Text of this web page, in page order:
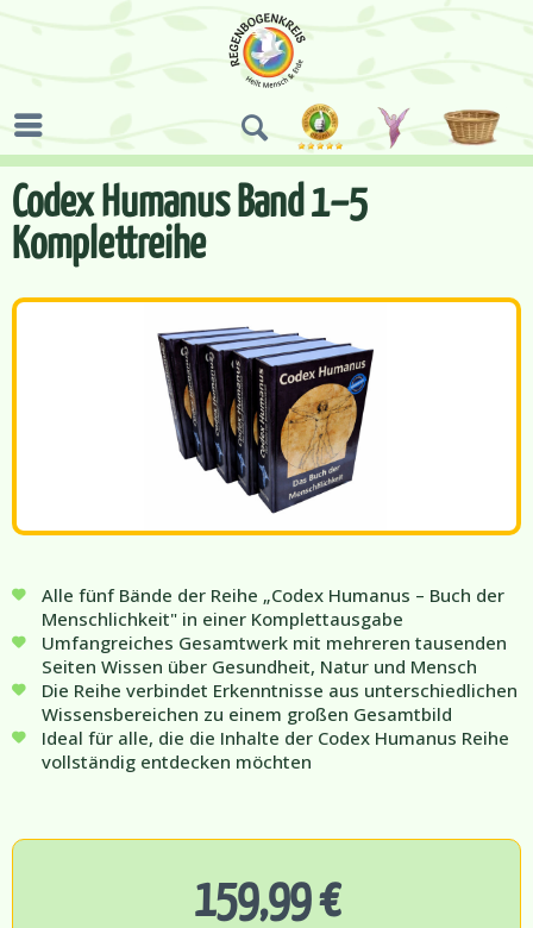
Codex Humanus Band 1–5
Komplettreihe
Alle fünf Bände der Reihe „Codex Humanus – Buch der
Menschlichkeit" in einer Komplettausgabe
Umfangreiches Gesamtwerk mit mehreren tausenden
Seiten Wissen über Gesundheit, Natur und Mensch
Die Reihe verbindet Erkenntnisse aus unterschiedlichen
Wissensbereichen zu einem großen Gesamtbild
Ideal für alle, die die Inhalte der Codex Humanus Reihe
vollständig entdecken möchten
159,99 €